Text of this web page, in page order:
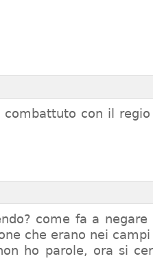
combattuto con il
come fa a
che erano nei campi
ho parole, ora si